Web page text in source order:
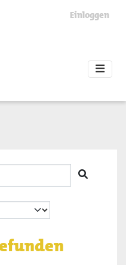
Einloggen